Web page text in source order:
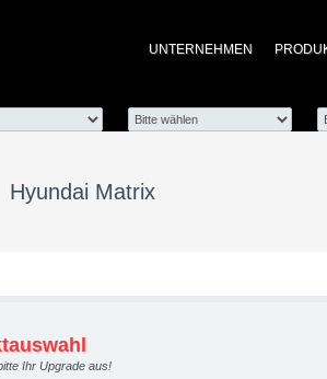
UNTERNEHMEN
Hyundai Matrix
Ihr Upgrade aus!